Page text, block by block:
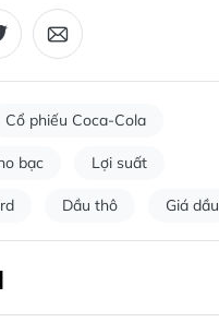
Cổ phiếu Coca-Cola
bạc Lợi suất
Dầu thô Giá dầu